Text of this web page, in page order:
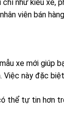
như kiểu xe,
viên bán
xe mới giúp
Việc này đặc
thể tự tin hơn